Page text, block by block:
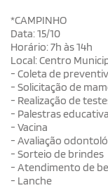
*CAMPINHO
Data: 15/10
Horário: 7h às 14h
Local: Centro
- Coleta de
- Solicitação de
- Realização de
- Palestras
- Vacina
- Avaliação
- Sorteio de brindes
- Atendimento de
- Lanche